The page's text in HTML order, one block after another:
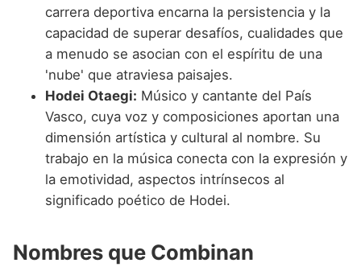
carrera deportiva encarna la persistencia y la
capacidad de superar desafíos, cualidades que
a menudo se asocian con el espíritu de una
'nube' que atraviesa paisajes.
Hodei Otaegi: Músico y cantante del País
Vasco, cuya voz y composiciones aportan una
dimensión artística y cultural al nombre. Su
trabajo en la música conecta con la expresión y
la emotividad, aspectos intrínsecos al
significado poético de Hodei.
Nombres que Combinan